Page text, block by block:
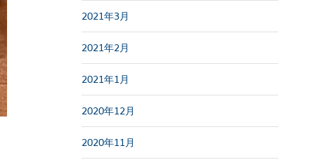
2021年3月
2021年2月
2021年1月
2020年12月
2020年11月